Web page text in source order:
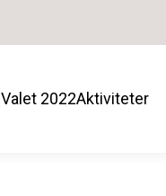
Valet 2022Aktiviteter